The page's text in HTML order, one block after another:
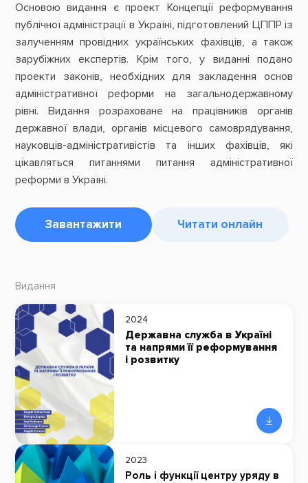
Основою видання є проект Концепції реформування
публічної адміністрації в Україні, підготовлений ЦППР із
залученням провідних українських фахівців, а також
зарубіжних експертів. Крім того, у виданні подано
проекти законів, необхідних для закладення основ
адміні­стративної реформи на загальнодержавному
рівні. Видання розраховане на працівників органів
державної влади, органів місцевого самоврядування,
науковців-адміністративістів та інших фахівців, які
цікавляться питаннями питання адміністративної
реформи в Україні.
Завантажити Читати онлайн
Видання
2024
Державна служба в Україні
та напрями її реформування
і розвитку
2023
Роль і функції центру уряду в